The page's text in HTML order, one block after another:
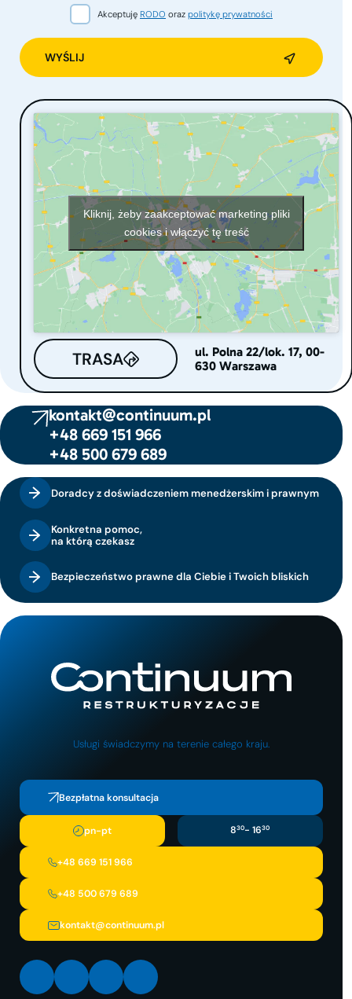
Akceptuję RODO oraz politykę prywatności
Kliknij, żeby zaakceptować marketing pliki
cookies i włączyć tę treść
TRASA
ul. Polna 22/lok. 17, 00-
630 Warszawa
kontakt@continuum.pl
+48 669 151 966
+48 500 679 689
Doradcy z doświadczeniem menedżerskim i prawnym
Konkretna pomoc,
na którą czekasz
Bezpieczeństwo prawne dla Ciebie i Twoich bliskich
Usługi świadczymy na terenie całego kraju.
Bezpłatna konsultacja
pn-pt 830- 1630
+48 669 151 966
+48 500 679 689
kontakt@continuum.pl
LinkedInFacebookInstagram